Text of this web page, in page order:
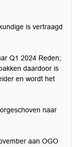
is vertraagd
Q1 2024 Reden;
daardoor is
en wordt het
naar
aan OGO